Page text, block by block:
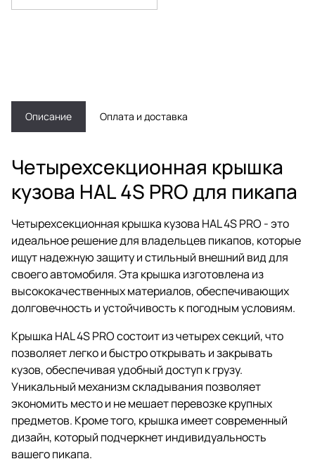
Описание Оплата и доставка
Четырехсекционная крышка
кузова HAL 4S PRO для пикапа
Четырехсекционная крышка кузова HAL 4S PRO - это
идеальное решение для владельцев пикапов, которые
ищут надежную защиту и стильный внешний вид для
своего автомобиля. Эта крышка изготовлена из
высококачественных материалов, обеспечивающих
долговечность и устойчивость к погодным условиям.
Крышка HAL 4S PRO состоит из четырех секций, что
позволяет легко и быстро открывать и закрывать
кузов, обеспечивая удобный доступ к грузу.
Уникальный механизм складывания позволяет
экономить место и не мешает перевозке крупных
предметов. Кроме того, крышка имеет современный
дизайн, который подчеркнет индивидуальность
вашего пикапа.